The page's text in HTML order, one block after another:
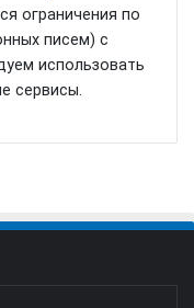
ограничения по
писем) с
использовать
сервисы.